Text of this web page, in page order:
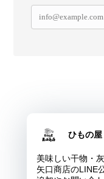
プライバシーポリシー